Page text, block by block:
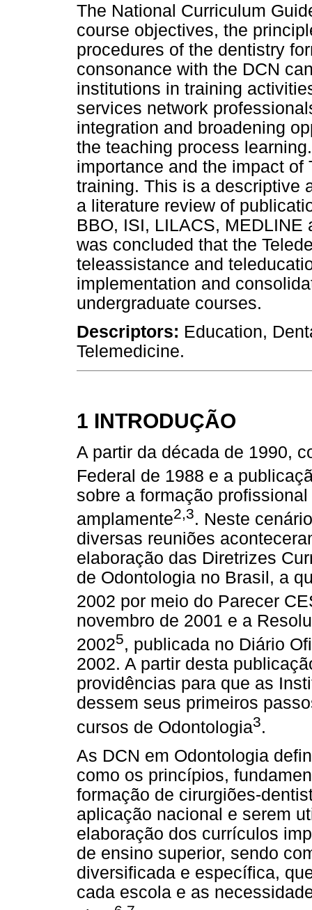
The National Curriculum
course objectives, the
procedures of the dentistry
consonance with the DCN
institutions in training
services network
integration and broadening
the teaching process
importance and the impact
training. This is a descriptive
a literature review of
BBO, ISI, LILACS,
was concluded that the
teleassistance and
implementation and
undergraduate courses.
Descriptors: Education,
Telemedicine.
1 INTRODUÇÃO
A partir da década de 1990,
Federal de 1988 e a
sobre a formação
amplamente2,3. Neste
diversas reuniões
elaboração das Diretrizes
de Odontologia no Brasil, a
2002 por meio do Parecer
novembro de 2001 e a
20025, publicada no Diário
2002. A partir desta
providências para que as
dessem seus primeiros
cursos de Odontologia3.
As DCN em Odontologia
como os princípios,
formação de cirurgiões-
aplicação nacional e serem
elaboração dos currículos
de ensino superior, sendo
diversificada e específica,
cada escola e as